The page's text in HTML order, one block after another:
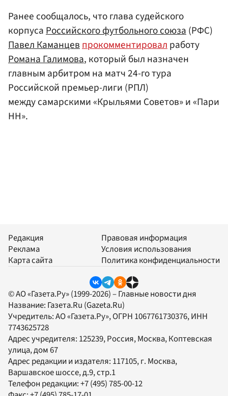
Ранее сообщалось, что глава судейского
корпусаРоссийского футбольного союза(РФС)
Павел Каманцевпрокомментировалработу
Романа Галимова, который был назначен
главным арбитром на матч 24-го тура
Российской премьер-лиги (РПЛ)
между самарскими «Крыльями Советов» и «Пари
НН».
Редакция
Реклама
Карта сайта
Правовая информация
Условия использования
Политика конфиденциальности
© АО «Газета.Ру» (1999-2026) – Главные новости дня
Название: Газета.Ru (Gazeta.Ru)
Учредитель:АО «Газета.Ру», ОГРН 1067761730376, ИНН
7743625728
Адрес учредителя: 125239, Россия, Москва, Коптевская
улица, дом 67
Адрес редакции и издателя: 117105, г. Москва,
Варшавское шоссе, д.9, стр.1
Телефон редакции:+7 (495) 785-00-12